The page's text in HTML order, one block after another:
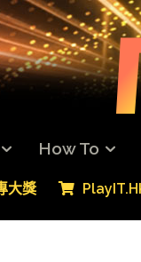
How To
大獎